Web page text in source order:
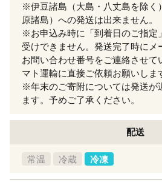
※伊豆諸島（大島・八丈島を除く
原諸島）への発送は出来ません。
※お申込み時に「到着日のご指定
受けできません。発送完了時にメ
お問い合わせ番号をご連絡させて
マト運輸に直接ご依頼お願いしま
※年末のご寄附については発送が
ます。予めご了承ください。
配送
常温 冷蔵 冷凍